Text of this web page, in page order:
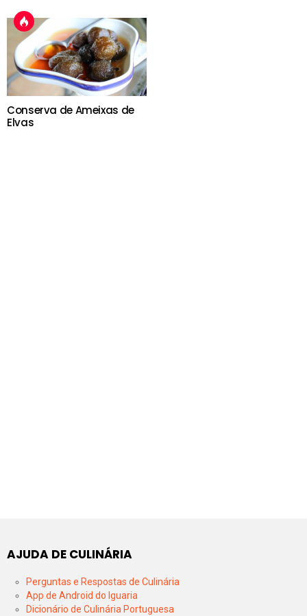
Conserva de Ameixas de
Elvas
AJUDA DE CULINÁRIA
Perguntas e Respostas de Culinária
App de Android do Iguaria
Dicionário de Culinária Portuguesa